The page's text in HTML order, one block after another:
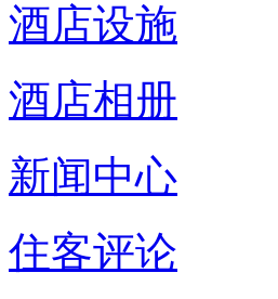
酒店设施
酒店相册
新闻中心
住客评论